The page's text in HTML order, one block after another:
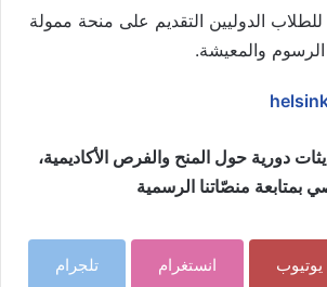
الدوليين التقديم على منحة ممولة
والمعيشة.
دورية حول المنح والفرص الأكاديمية،
بمتابعة منصّاتنا الرسمية
يوتيوب انستغرام تلجرام